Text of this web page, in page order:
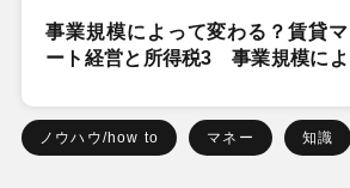
事業規模によって変わる？賃貸
ート経営と所得税3 事業規模に
ノウハウ/how to マネー 知識